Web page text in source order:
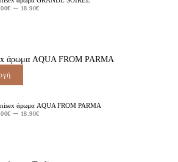
€ – 18.90€
άρωμα AQUA FROM PARMA
€ – 18.90€